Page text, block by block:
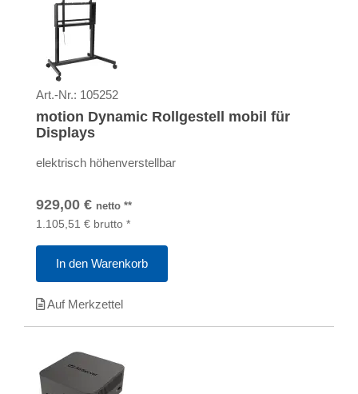
Art.-Nr.: 105252
motion Dynamic Rollgestell mobil für
Displays
elektrisch höhenverstellbar
929,00 € netto **
1.105,51 € brutto *
In den Warenkorb
Auf Merkzettel